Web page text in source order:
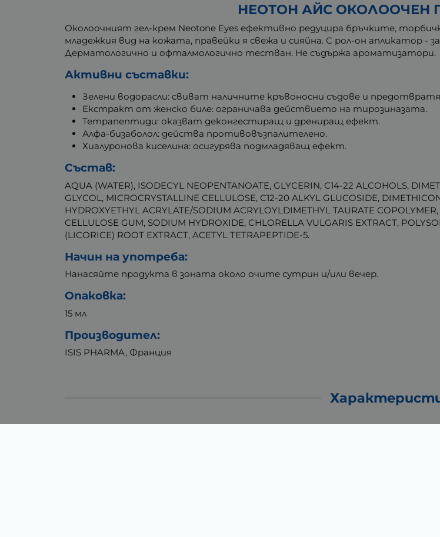
НЕОТОН АЙС ОКОЛООЧЕН
Околоочният гел-крем Neotone Eyes ефективно редуцира бръчките,
младежкия вид на кожата, правейки я свежа и сияйна. С рол-он апликатор -
Дерматологично и офталмологично тестван. Не съдържа ароматизатори.
Активни съставки:
Зелени водорасли: свиват наличните кръвоносни съдове и
Екстракт от женско биле: ограничава действието на тирозиназата.
Тетрапептиди: оказват деконгестиращ и дрениращ ефект.
Алфа-бизаболол: действа противовъзпалителено.
Хиалуронова киселина: осигурява подмладяващ ефект.
Състав:
AQUA (WATER), ISODECYL NEOPENTANOATE, GLYCERIN, C14-22 ALCOHOLS,
GLYCOL, MICROCRYSTALLINE CELLULOSE, C12-20 ALKYL GLUCOSIDE,
HYDROXYETHYL ACRYLATE/SODIUM ACRYLOYLDIMETHYL TAURATE
CELLULOSE GUM, SODIUM HYDROXIDE, CHLORELLA VULGARIS EXTRACT,
(LICORICE) ROOT EXTRACT, ACETYL TETRAPEPTIDE-5.
Начин на употреба:
Нанасяйте продукта в зоната около очите сутрин и/или вечер.
Опаковка:
15 мл
Производител:
ISIS PHARMA, Франция